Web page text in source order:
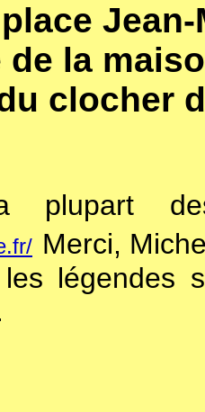
de la
clocher
des
Merci,
légendes